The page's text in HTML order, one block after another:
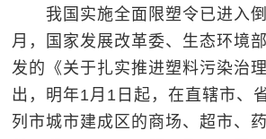
我国实施全面限塑令已进入倒
月，国家发展改革委、生态环境
发的《关于扎实推进塑料污染治
出，明年1月1日起，在直辖市、
列市城市建成区的商场、超市、